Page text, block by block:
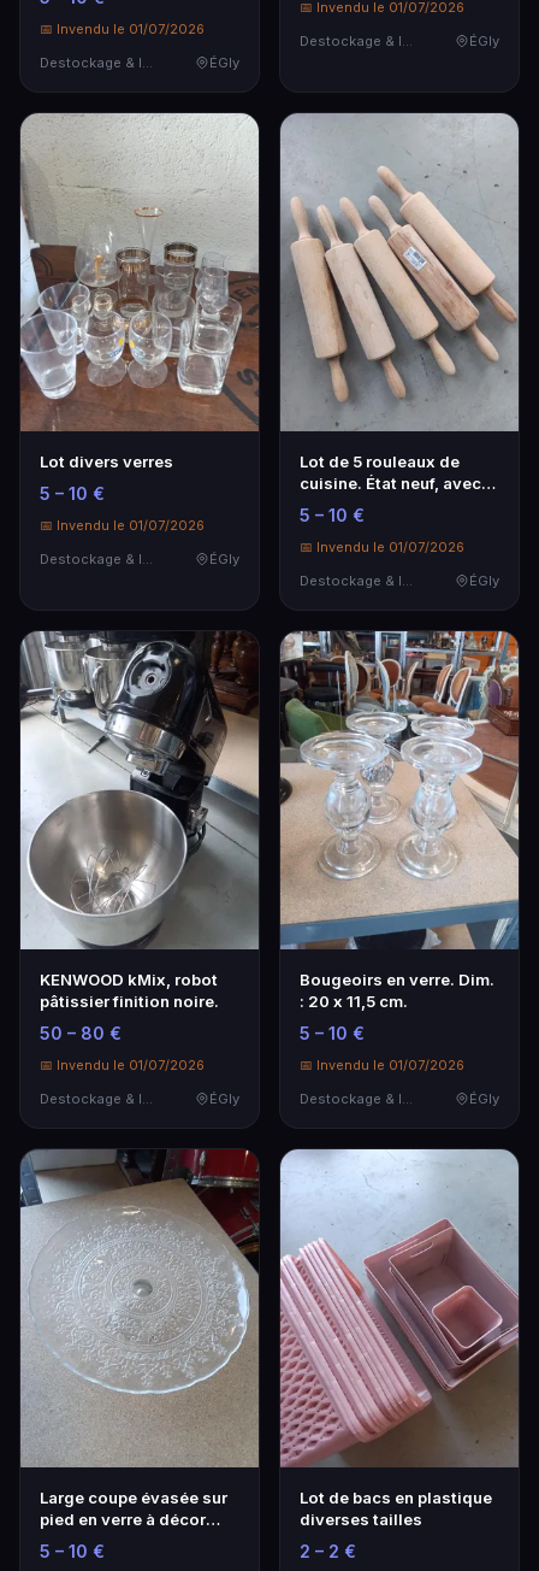
📅 Invendu le 01/07/2026
Destockage & Invendus
ÉGly
📅 Invendu le 01/07/2026
Destockage & Invendus
ÉGly
Lot divers verres
5 – 10 €
📅 Invendu le 01/07/2026
Destockage & Invendus
ÉGly
Lot de 5 rouleaux de
cuisine. État neuf, avec
étiquettes.
5 – 10 €
📅 Invendu le 01/07/2026
Destockage & Invendus
ÉGly
KENWOOD kMix, robot
pâtissier finition noire.
50 – 80 €
📅 Invendu le 01/07/2026
Destockage & Invendus
ÉGly
Bougeoirs en verre. Dim.
: 20 x 11,5 cm.
5 – 10 €
📅 Invendu le 01/07/2026
Destockage & Invendus
ÉGly
Large coupe évasée sur
pied en verre à décor
moulé baroque, …
5 – 10 €
Lot de bacs en plastique
diverses tailles
2 – 2 €